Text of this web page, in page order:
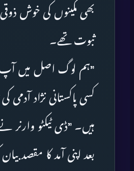
بھی مکینوں کی خوش ذوقی
ثبوت تھے۔
”ہم لوگ اصل میں آپ
کسی پاکستانی نژاد آدمی
ہیں۔ ”ڈی ٹیکٹو وارنر
بعد اپنی آمد کا مقصد